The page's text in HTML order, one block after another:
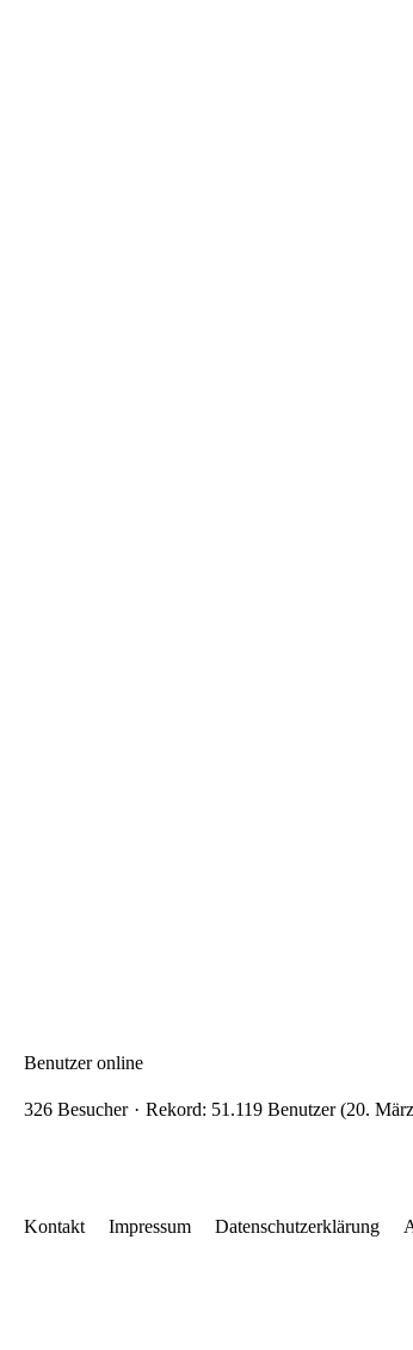
Benutzer online
326 Besucher Rekord: 51.119 Benutzer (20.
Kontakt Impressum Datenschutzerklärung